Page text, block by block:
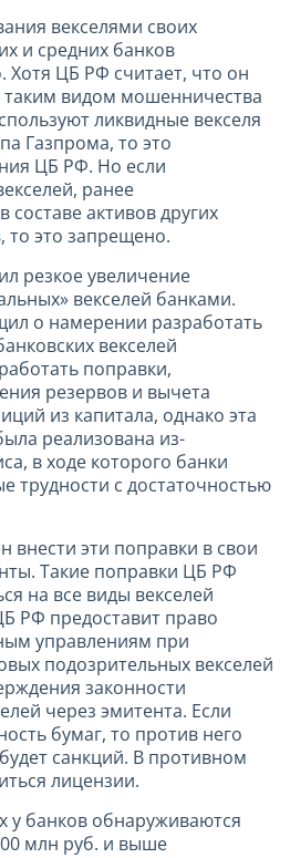
векселями своих
и средних банков
Хотя ЦБ РФ считает, что он
таким видом мошенничества
ликвидные векселя
Газпрома, то это
ЦБ РФ. Но если
ранее
составе активов других
то это запрещено.
резкое увеличение
векселей банками.
о намерении разработать
векселей
поправки,
резервов и вычета
из капитала, однако эта
реализована из-
в ходе которого банки
трудности с достаточностью
эти поправки в свои
Такие поправки ЦБ РФ
на все виды векселей
РФ предоставит право
управлениям при
подозрительных векселей
законности
через эмитента. Если
бумаг, то против него
санкций. В противном
лицензии.
у банков обнаруживаются
млн руб. и выше